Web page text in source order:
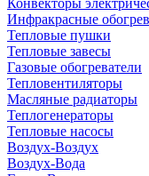
Конвекторы
Инфракрасные
Тепловые пушки
Тепловые завесы
Газовые обогреватели
Тепловентиляторы
Масляные радиаторы
Теплогенераторы
Тепловые насосы
Воздух-Воздух
Воздух-Вода